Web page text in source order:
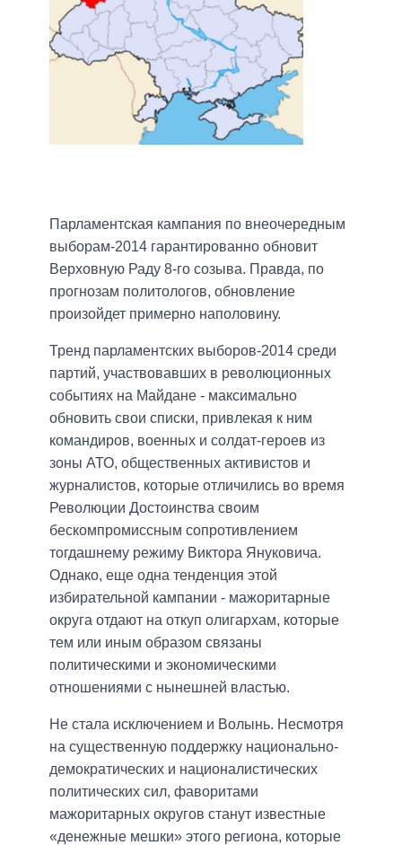
Парламентская кампания по внеочередным
выборам-2014 гарантированно обновит
Верховную Раду 8-го созыва. Правда, по
прогнозам политологов, обновление
произойдет примерно наполовину.
Тренд парламентских выборов-2014 среди
партий, участвовавших в революционных
событиях на Майдане - максимально
обновить свои списки, привлекая к ним
командиров, военных и солдат-героев из
зоны АТО, общественных активистов и
журналистов, которые отличились во время
Революции Достоинства своим
бескомпромиссным сопротивлением
тогдашнему режиму Виктора Януковича.
Однако, еще одна тенденция этой
избирательной кампании - мажоритарные
округа отдают на откуп олигархам, которые
тем или иным образом связаны
политическими и экономическими
отношениями с нынешней властью.
Не стала исключением и Волынь. Несмотря
на существенную поддержку национально-
демократических и националистических
политических сил, фаворитами
мажоритарных округов станут известные
«денежные мешки» этого региона, которые